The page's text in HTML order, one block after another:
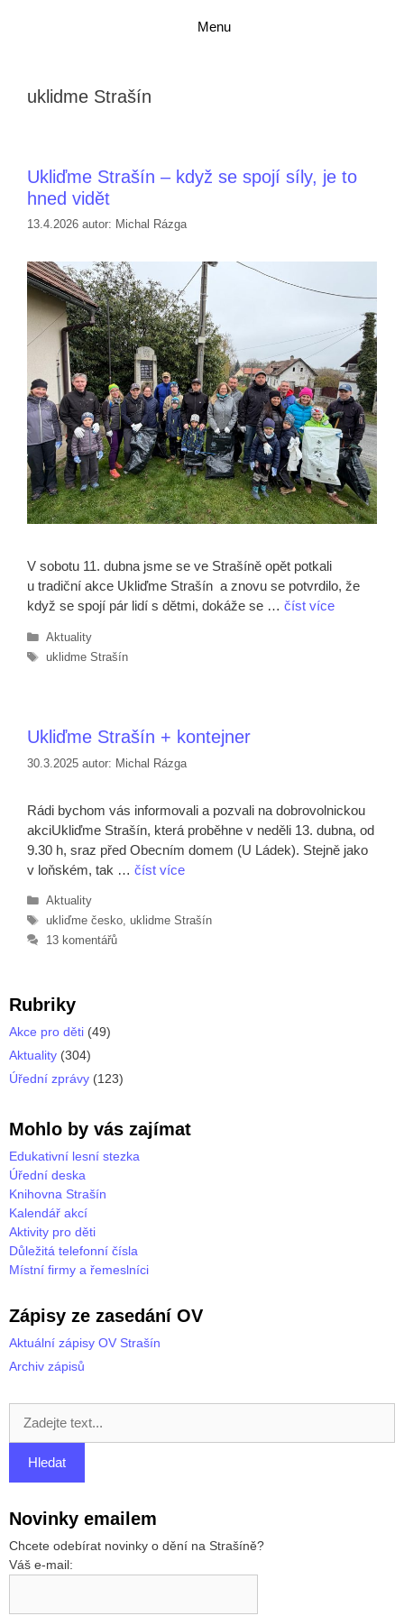
Menu
uklidme Strašín
Ukliďme Strašín – když se spojí síly, je to
hned vidět
13.4.2026 autor: Michal Rázga
V sobotu 11. dubna jsme se ve Strašíně opět potkali
u tradiční akce Ukliďme Strašín a znovu se potvrdilo, že
když se spojí pár lidí s dětmi, dokáže se … číst více
Rubriky
Aktuality
Štítky
uklidme Strašín
Ukliďme Strašín + kontejner
30.3.2025 autor: Michal Rázga
Rádi bychom vás informovali a pozvali na dobrovolnickou
akciUkliďme Strašín, která proběhne v neděli 13. dubna, od
9.30 h, sraz před Obecním domem (U Ládek). Stejně jako
v loňském, tak … číst více
Rubriky
Aktuality
Štítky
ukliďme česko, uklidme Strašín
13 komentářů
Rubriky
Akce pro děti (49)
Aktuality (304)
Úřední zprávy (123)
Mohlo by vás zajímat
Edukativní lesní stezka
Úřední deska
Knihovna Strašín
Kalendář akcí
Aktivity pro děti
Důležitá telefonní čísla
Místní firmy a řemeslníci
Zápisy ze zasedání OV
Aktuální zápisy OV Strašín
Archiv zápisů
Novinky emailem
Chcete odebírat novinky o dění na Strašíně?
Váš e-mail: